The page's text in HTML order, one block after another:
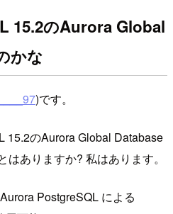
15.2のAurora Global
かな
)です。
15.2のAurora Global Database
ありますか? 私はあります。
PostgreSQL による